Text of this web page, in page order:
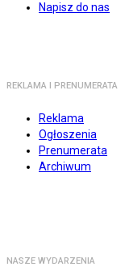
Napisz do nas
REKLAMA I PRENUMERATA
Reklama
Ogłoszenia
Prenumerata
Archiwum
NASZE WYDARZENIA